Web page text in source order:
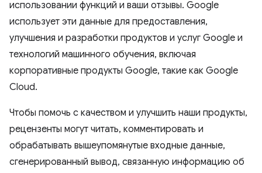
использовании функций и ваши отзывы. Google
использует эти данные для предоставления,
улучшения и разработки продуктов и услуг Google и
технологий машинного обучения, включая
корпоративные продукты Google, такие как Google
Cloud.
Чтобы помочь с качеством и улучшить наши продукты,
рецензенты могут читать, комментировать и
обрабатывать вышеупомянутые входные данные,
сгенерированный вывод, связанную информацию об